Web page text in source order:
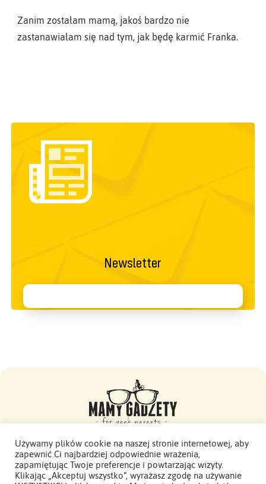
Zanim zostałam mamą, jakoś bardzo nie
zastanawiałam się nad tym, jak będę karmić Franka.
Newsletter
Mamy Gadżety -
2015 - 2026. Wszelkie prawa zastrzeżone.
Używamy plików cookie na naszej stronie internetowej, aby
zapewnić Ci najbardziej odpowiednie wrażenia,
zapamiętując Twoje preferencje i powtarzając wizyty.
Klikając „Akceptuj wszystko”, wyrażasz zgodę na używanie